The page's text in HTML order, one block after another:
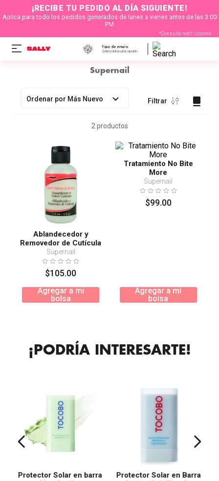
¡RECIBE TU PEDIDO AL DÍA SIGUIENTE!
Aplica para todo los pedidos generados de lunes a vienes antes de las 3:00
PM
*Consulta restricciones
Tipo de envío
Selecciona una opción
Supernail
Ordenar por Más Nuevo Filtrar
2productos
Ablandecedor y
Removedor de Cutícula
Supernail
$105.00
Agregar a mi
bolsa
Tratamiento No Bite
More
Supernail
$99.00
Agregar a mi
bolsa
¡PODRÍA INTERESARTE!
Protector Solar en barra
Protector Solar en Barra